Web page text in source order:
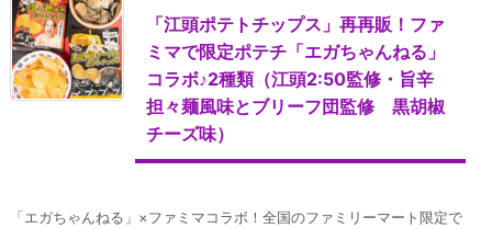
「江頭ポテトチップス」再再販！ファ
ミマで限定ポテチ「エガちゃんねる」
コラボ♪2種類（江頭2:50監修・旨辛
担々麺風味とブリーフ団監修 黒胡椒
チーズ味）
「エガちゃんねる」×ファミマコラボ！全国のファミリーマート限定で